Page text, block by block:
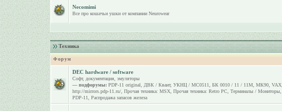
Necomimi
Все про кошачьи ушки от компании Neurowear
Техника
Форум
DEC hardware / software
Софт, документация, эмуляторы
— подфорумы: PDP-11 original ДВК / Квант, УКНЦ / МС0511 БК 0010 / 11 / 11M, МК90, VAX,
http://mirrors.pdp-11.ru/, Прочая техника: MSX, Прочая техника: Retro PC Терминалы / Мониторы,
PDP-11
Распродажа запасов железа